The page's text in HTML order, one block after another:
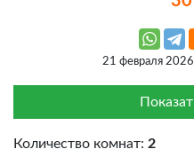
21 февраля
Количество комнат: 2